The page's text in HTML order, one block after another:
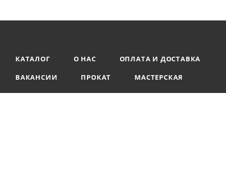
КАТАЛОГ О НАС
ОПЛАТА И ДОСТАВКА
ВАКАНСИИ
ПРОКАТ МАСТЕРСКАЯ